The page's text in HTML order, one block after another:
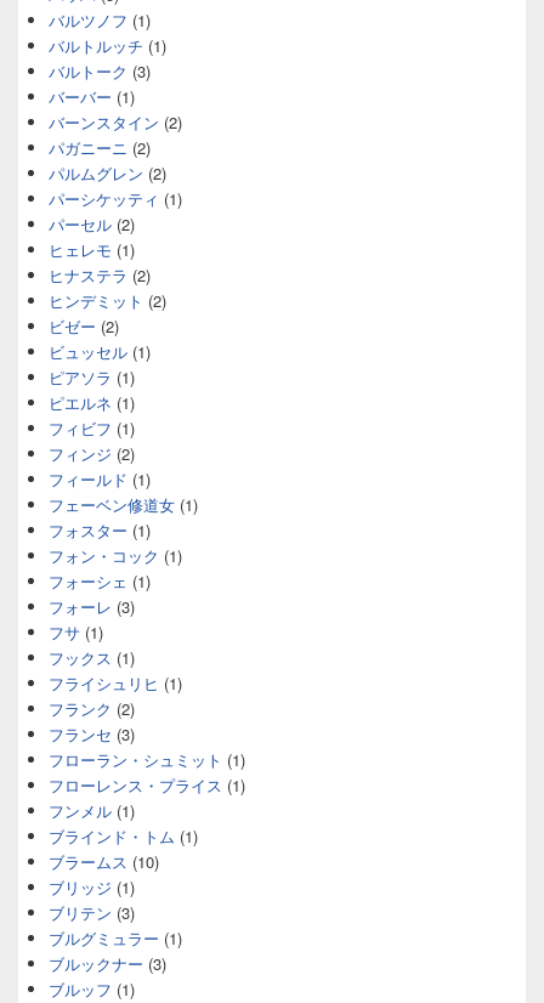
バルツノフ (1)
バルトルッチ (1)
バルトーク (3)
バーバー (1)
バーンスタイン (2)
パガニーニ (2)
パルムグレン (2)
パーシケッティ (1)
パーセル (2)
ヒェレモ (1)
ヒナステラ (2)
ヒンデミット (2)
ビゼー (2)
ビュッセル (1)
ピアソラ (1)
ピエルネ (1)
フィビフ (1)
フィンジ (2)
フィールド (1)
フェーベン修道女 (1)
フォスター (1)
フォン・コック (1)
フォーシェ (1)
フォーレ (3)
フサ (1)
フックス (1)
フライシュリヒ (1)
フランク (2)
フランセ (3)
フローラン・シュミット (1)
フローレンス・プライス (1)
フンメル (1)
ブラインド・トム (1)
ブラームス (10)
ブリッジ (1)
ブリテン (3)
ブルグミュラー (1)
ブルックナー (3)
ブルッフ (1)